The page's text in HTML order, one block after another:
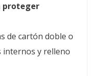
proteger
de cartón doble o
y relleno